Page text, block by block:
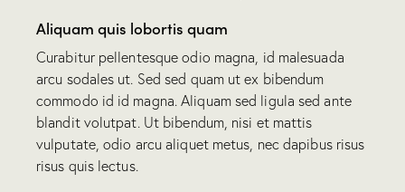
Aliquam quis lobortis quam
Curabitur pellentesque odio magna, id malesuada
arcu sodales ut. Sed sed quam ut ex bibendum
commodo id id magna. Aliquam sed ligula sed ante
blandit volutpat. Ut bibendum, nisi et mattis
vulputate, odio arcu aliquet metus, nec dapibus risus
risus quis lectus.